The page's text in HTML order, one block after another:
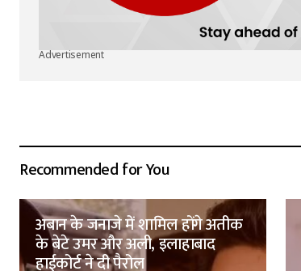
Advertisement
Recommended for You
अबान के जनाजे में शामिल होंगे अतीक
के बेटे उमर और अली, इलाहाबाद
हाईकोर्ट ने दी पैरोल